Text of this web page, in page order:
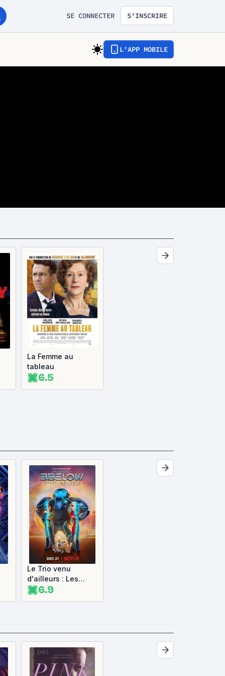
SE CONNECTER S'INSCRIRE
L'APP MOBILE
La Femme au
tableau
6.5
Le Trio venu
d'ailleurs : Les
Contes d'Arcadia
6.9